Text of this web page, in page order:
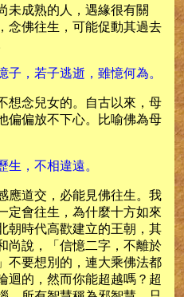
未成熟的人，遇緣很有關
念佛往生，可能促動其過去
，若子逃逝，雖憶何為。
想念兒女的。自古以來，母
偏偏放不下心。比喻佛為母
生，不相違遠。
應道交，必能見佛往生。我
定會往生，為什麼十方如來
朝時代高歡建立的王朝，其
尚說，「信憶二字，不離於
不要想別的，連大乘佛法都
迴的，然而你能超越嗎？超